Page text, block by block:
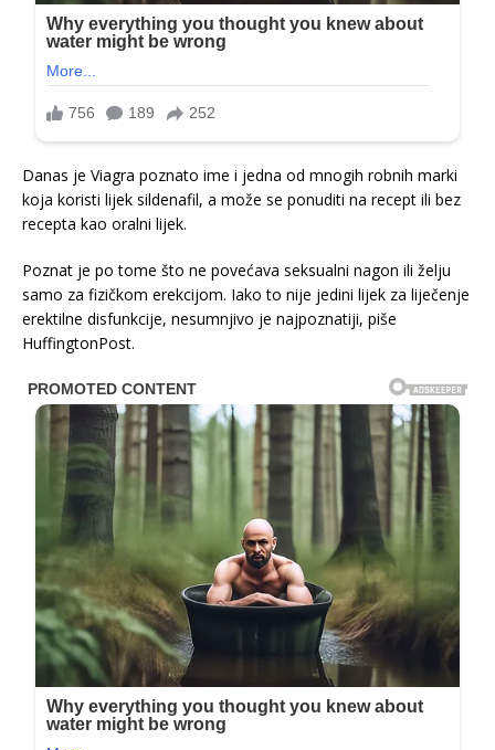
Danas je Viagra poznato ime i jedna od mnogih robnih marki
koja koristi lijek sildenafil, a može se ponuditi na recept ili bez
recepta kao oralni lijek.
Poznat je po tome što ne povećava seksualni nagon ili želju
samo za fizičkom erekcijom. Iako to nije jedini lijek za liječenje
erektilne disfunkcije, nesumnjivo je najpoznatiji, piše
HuffingtonPost.